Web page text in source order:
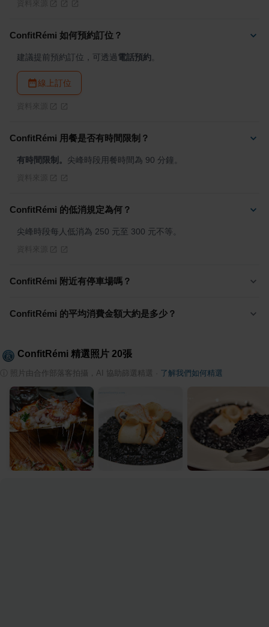
ConfitRémi 如何預約訂位？
建議提前預約訂位，可透過電話預約
線上訂位
ConfitRémi 用餐是否有時間限制？
有時間限制。 尖峰時段用餐時間為 90 分鐘。
ConfitRémi 的低消規定為何？
尖峰時段每人低消為 250 元至 300 元不等。
ConfitRémi 附近有停車場嗎？
ConfitRémi 的平均消費金額大約是多少？
ConfitRémi 精選照片 20張
照片由合作部落客拍攝，AI 協助篩選精選 了解我們如何精選